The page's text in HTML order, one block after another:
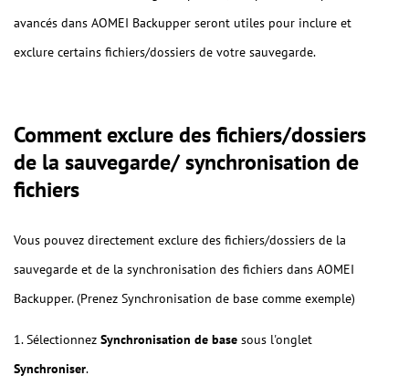
avancés dans AOMEI Backupper seront utiles pour inclure et
exclure certains fichiers/dossiers de votre sauvegarde.
Comment exclure des fichiers/dossiers
de la sauvegarde/ synchronisation de
fichiers
Vous pouvez directement exclure des fichiers/dossiers de la
sauvegarde et de la synchronisation des fichiers dans AOMEI
Backupper. (Prenez Synchronisation de base comme exemple)
1. Sélectionnez Synchronisation de base sous l'onglet
Synchroniser.